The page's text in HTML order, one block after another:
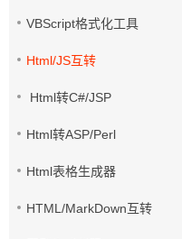
VBScript格式化工具
Html/JS互转
Html转C#/JSP
Html转ASP/Perl
Html表格生成器
HTML/MarkDown互转